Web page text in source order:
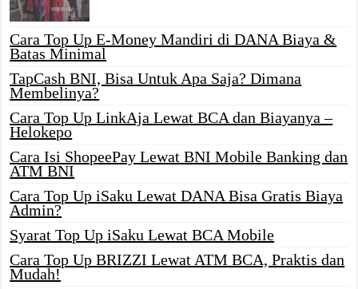
Cara Top Up E-Money Mandiri di DANA Biaya &
Batas Minimal
TapCash BNI, Bisa Untuk Apa Saja? Dimana
Membelinya?
Cara Top Up LinkAja Lewat BCA dan Biayanya –
Helokepo
Cara Isi ShopeePay Lewat BNI Mobile Banking dan
ATM BNI
Cara Top Up iSaku Lewat DANA Bisa Gratis Biaya
Admin?
Syarat Top Up iSaku Lewat BCA Mobile
Cara Top Up BRIZZI Lewat ATM BCA, Praktis dan
Mudah!